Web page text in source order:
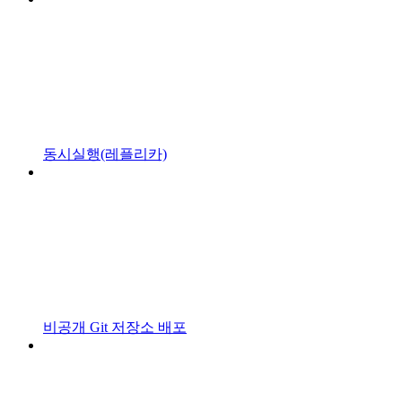
동시실행(레플리카)
비공개 Git 저장소 배포